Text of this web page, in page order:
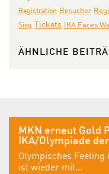
Registration Besucher
Sieg Tickets IKA Faces
ÄHNLICHE
MKN erneut Gold
IKA/Olympiade
Olympisches
ist wieder mit...